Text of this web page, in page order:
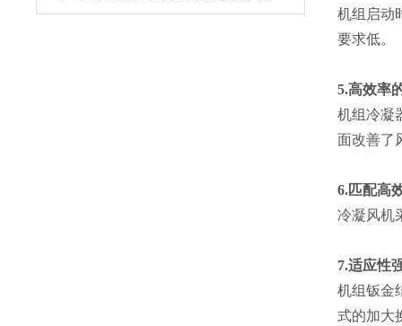
机组启动
要求
5.高效率
机组冷凝
面改善
6.匹配高
冷凝风机
7.适应性
机组钣金
式的加大